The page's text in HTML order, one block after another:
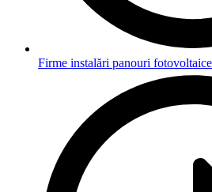
Firme instalări panouri